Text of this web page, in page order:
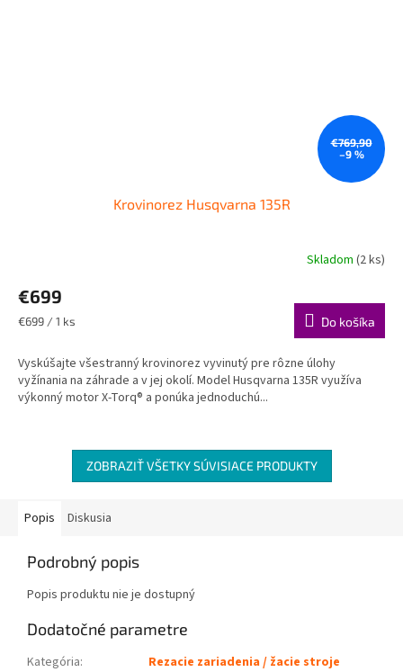
€769,90
–9 %
Krovinorez Husqvarna 135R
Skladom (2 ks)
€699
Jednotková
€699 / 1 ks Do košíka
Vyskúšajte všestranný krovinorez vyvinutý pre rôzne úlohy
vyžínania na záhrade a v jej okolí. Model Husqvarna 135R využíva
výkonný motor X-Torq® a ponúka jednoduchú...
ZOBRAZIŤ VŠETKY SÚVISIACE PRODUKTY
Popis Diskusia
Podrobný popis
Popis produktu nie je dostupný
Dodatočné parametre
Kategória:
Rezacie zariadenia / žacie stroje